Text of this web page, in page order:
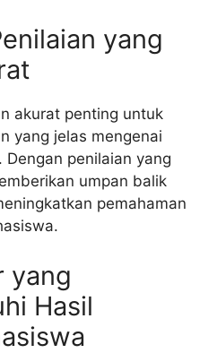
yang
akurat penting untuk
yang jelas mengenai
penilaian yang
umpan balik
pemahaman
yang
Hasil